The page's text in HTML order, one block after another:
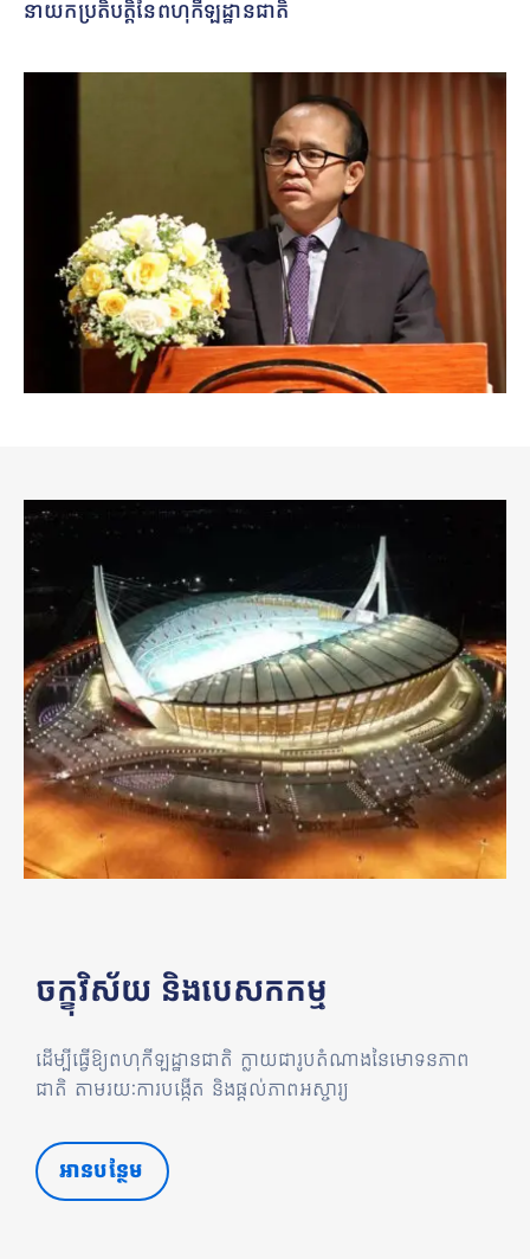
នាយកប្រតិបត្តិនៃពហុកីឡដ្ឋានជាតិ
ចក្ខុវិស័យ និងបេសកកម្ម
ដើម្បីធ្វើឱ្យពហុកីឡដ្ឋានជាតិ ក្លាយជារូបតំណាងនៃមោទនភាព
ជាតិ តាមរយៈការបង្កើត និងផ្តល់ភាពអស្ចារ្យ
អានបន្ថែម